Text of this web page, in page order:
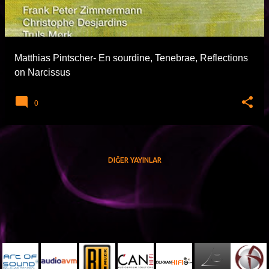
t
Matthias Pintscher- En sourdine, Tenebrae, Reflections
on Narcissus
0
DIĞER YAYINLAR